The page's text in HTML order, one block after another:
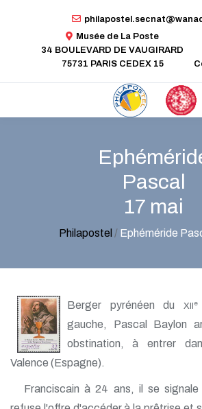
Musée de La Poste
34 BOULEVARD DE VAUGIRARD
75731 PARIS CEDEX 15
Pascal
17 mai
Philapostel / Ephéméride
Berger pyrénéen duXII e
gauche, Pascal Baylon
obstination, à entrer
Valence (Espagne).
Franciscain à 24 ans, il se signale